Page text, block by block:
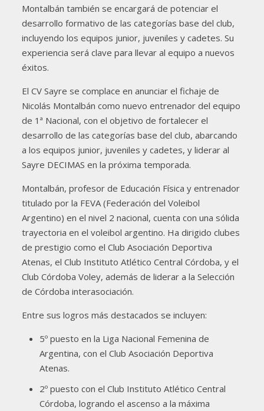
Montalbán también se encargará de potenciar el
desarrollo formativo de las categorías base del club,
incluyendo los equipos junior, juveniles y cadetes. Su
experiencia será clave para llevar al equipo a nuevos
éxitos.
El CV Sayre se complace en anunciar el fichaje de
Nicolás Montalbán como nuevo entrenador del equipo
de 1ª Nacional, con el objetivo de fortalecer el
desarrollo de las categorías base del club, abarcando
a los equipos junior, juveniles y cadetes, y liderar al
Sayre DECIMAS en la próxima temporada.
Montalbán, profesor de Educación Física y entrenador
titulado por la FEVA (Federación del Voleibol
Argentino) en el nivel 2 nacional, cuenta con una sólida
trayectoria en el voleibol argentino. Ha dirigido clubes
de prestigio como el Club Asociación Deportiva
Atenas, el Club Instituto Atlético Central Córdoba, y el
Club Córdoba Voley, además de liderar a la Selección
de Córdoba interasociación.
Entre sus logros más destacados se incluyen:
5º puesto en la Liga Nacional Femenina de
Argentina, con el Club Asociación Deportiva
Atenas.
2º puesto con el Club Instituto Atlético Central
Córdoba, logrando el ascenso a la máxima